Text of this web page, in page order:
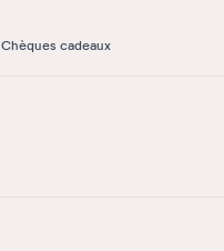
Chèques cadeaux